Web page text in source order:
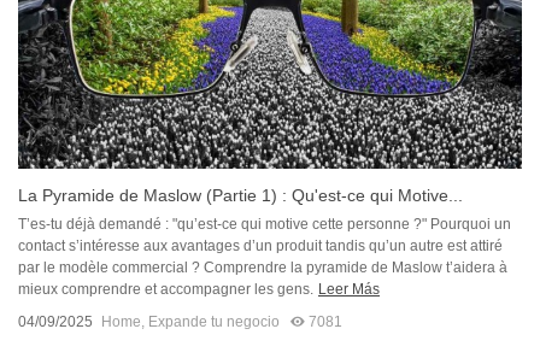
La Pyramide de Maslow (Partie 1) : Qu'est-ce qui Motive...
T’es-tu déjà demandé : "qu’est-ce qui motive cette personne ?" Pourquoi un
contact s’intéresse aux avantages d’un produit tandis qu’un autre est attiré
par le modèle commercial ? Comprendre la pyramide de Maslow t’aidera à
mieux comprendre et accompagner les gens. Leer Más
04/09/2025
Home, Expande tu negocio 7081